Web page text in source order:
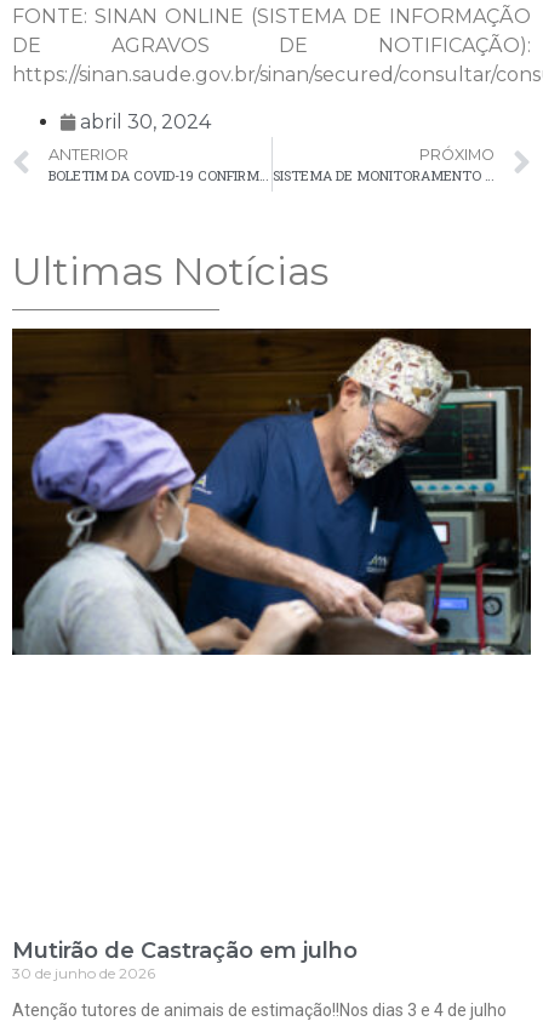
FONTE: SINAN ONLINE (SISTEMA DE INFORMAÇÃO
DE AGRAVOS DE NOTIFICAÇÃO):
https://sinan.saude.gov.br/sinan/secured/consultar/
abril 30, 2024
ANTERIOR
PRÓXIMO
Ultimas Notícias
Mutirão de Castração em julho
30 de junho de 2026
Atenção tutores de animais de estimação!!Nos dias 3 e 4 de julho